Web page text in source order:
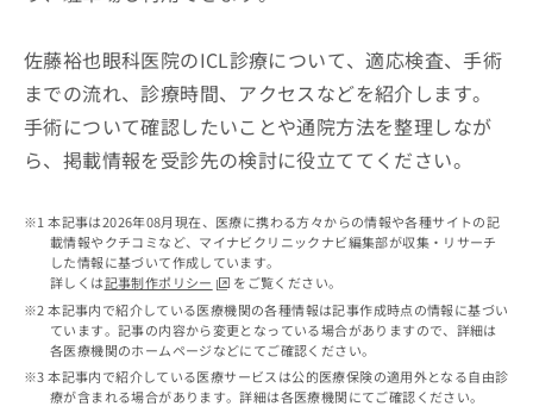
佐藤裕也眼科医院のICL診療について、適応検査、手術
までの流れ、診療時間、アクセスなどを紹介します。
手術について確認したいことや通院方法を整理しなが
ら、掲載情報を受診先の検討に役立ててください。
本記事は2026年08月現在、医療に携わる方々からの情報や各種サイトの記
載情報やクチコミなど、マイナビクリニックナビ編集部が収集・リサーチ
した情報に基づいて作成しています。
詳しくは記事制作ポリシー
をご覧ください。
本記事内で紹介している医療機関の各種情報は記事作成時点の情報に基づい
ています。記事の内容から変更となっている場合がありますので、詳細は
各医療機関のホームページなどにてご確認ください。
本記事内で紹介している医療サービスは公的医療保険の適用外となる自由診
療が含まれる場合があります。詳細は各医療機関にてご確認ください。
こち
らは
マイ
ナビ
ニッ
イト
への
お問
合せ
フォ
ーム
とな
りま
す。
クリ
こ
ち
ら
資
料
ご
こ
広
告
出
稿
の
問
せ
ち